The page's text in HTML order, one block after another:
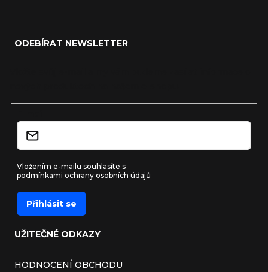
UŽITEČNÉ ODKAZY
HODNOCENÍ OBCHODU
ODEBÍRAT NEWSLETTER
Vložením e-mailu souhlasíte s
podmínkami ochrany osobních údajů
Přihlásit se